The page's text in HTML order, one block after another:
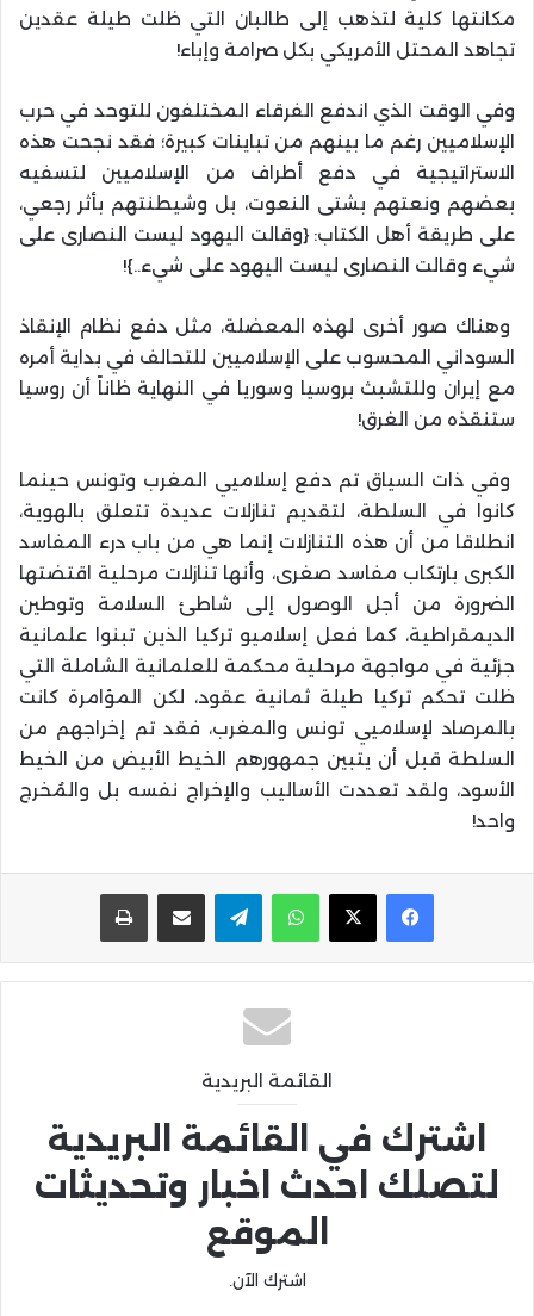
مكانتها كلية لتذهب إلى طالبان التي ظلت طيلة عقدين
تجاهد المحتل الأمريكي بكل صرامة وإباء!
وفي الوقت الذي اندفع الفرقاء المختلفون للتوحد في حرب
الإسلاميين رغم ما بينهم من تباينات كبيرة؛ فقد نجحت هذه
الاستراتيجية في دفع أطراف من الإسلاميين لتسفيه
بعضهم ونعتهم بشتى النعوت، بل وشيطنتهم بأثر رجعي،
على طريقة أهل الكتاب: {وقالت اليهود ليست النصارى على
شيء وقالت النصارى ليست اليهود على شيء..}!
وهناك صور أخرى لهذه المعضلة، مثل دفع نظام الإنقاذ
السوداني المحسوب على الإسلاميين للتحالف في بداية أمره
مع إيران وللتشبث بروسيا وسوريا في النهاية ظاناً أن روسيا
ستنقذه من الغرق!
وفي ذات السياق تم دفع إسلاميي المغرب وتونس حينما
كانوا في السلطة، لتقديم تنازلات عديدة تتعلق بالهوية،
انطلاقا من أن هذه التنازلات إنما هي من باب درء المفاسد
الكبرى بارتكاب مفاسد صغرى، وأنها تنازلات مرحلية اقتضتها
الضرورة من أجل الوصول إلى شاطئ السلامة وتوطين
الديمقراطية، كما فعل إسلاميو تركيا الذين تبنوا علمانية
جزئية في مواجهة مرحلية محكمة للعلمانية الشاملة التي
ظلت تحكم تركيا طيلة ثمانية عقود، لكن المؤامرة كانت
بالمرصاد لإسلاميي تونس والمغرب، فقد تم إخراجهم من
السلطة قبل أن يتبين جمهورهم الخيط الأبيض من الخيط
الأسود، ولقد تعددت الأساليب والإخراج نفسه بل والمُخرج
واحد!
واتساب تيلقرام مشاركة عبر البريد
القائمة البريدية
اشترك في القائمة البريدية
لتصلك احدث اخبار وتحديثات
الموقع
اشترك الآن.